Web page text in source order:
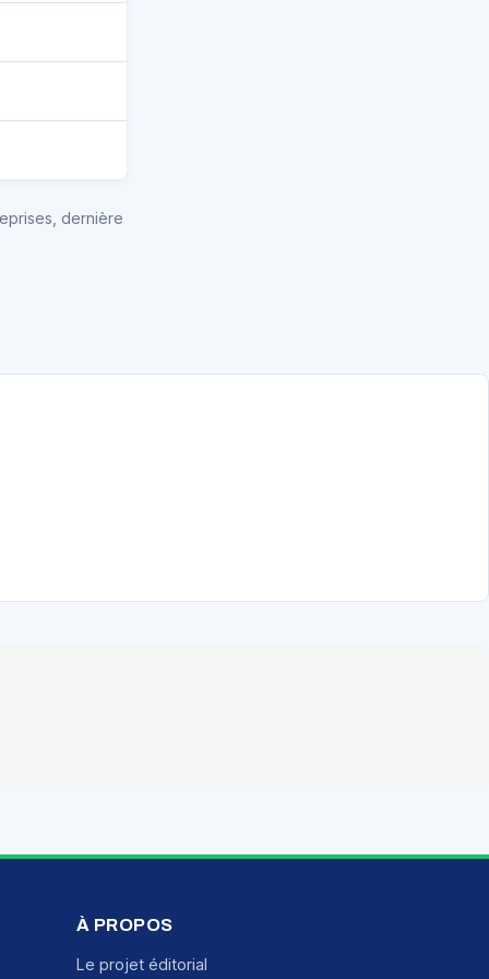
dernière
À PROPOS
Le projet éditorial